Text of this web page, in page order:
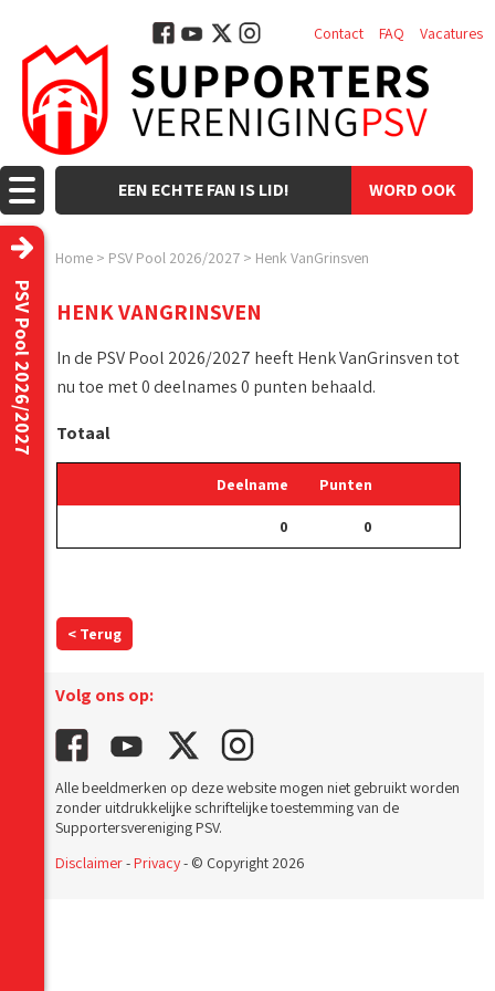
WORD OOK
EEN ECHTE FAN IS LID!
Contact FAQ Vacatures
Home > PSV Pool 2026/2027 > Henk VanGrinsven
PSV Pool 2026/2027 HENK VANGRINSVEN
In de PSV Pool 2026/2027 heeft Henk VanGrinsven tot
nu toe met 0 deelnames 0 punten behaald.
Totaal
Deelname Punten
0 0
< Terug
Volg ons op:
Alle beeldmerken op deze website mogen niet gebruikt worden
zonder uitdrukkelijke schriftelijke toestemming van de
Supportersvereniging PSV.
Disclaimer-Privacy- © Copyright 2026